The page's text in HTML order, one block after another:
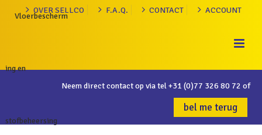
OVER SELLCO F.A.Q. CONTACT ACCOUNT
Neem direct contact op via tel+31 (0)77 326 80 72 of
bel me terug